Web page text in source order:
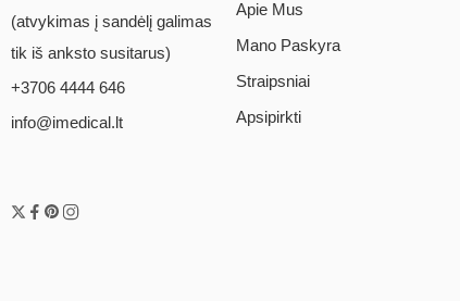
(atvykimas į sandėlį galimas
tik iš anksto susitarus)
+3706 4444 646
info@imedical.lt
Apie Mus
Mano Paskyra
Straipsniai
Apsipirkti